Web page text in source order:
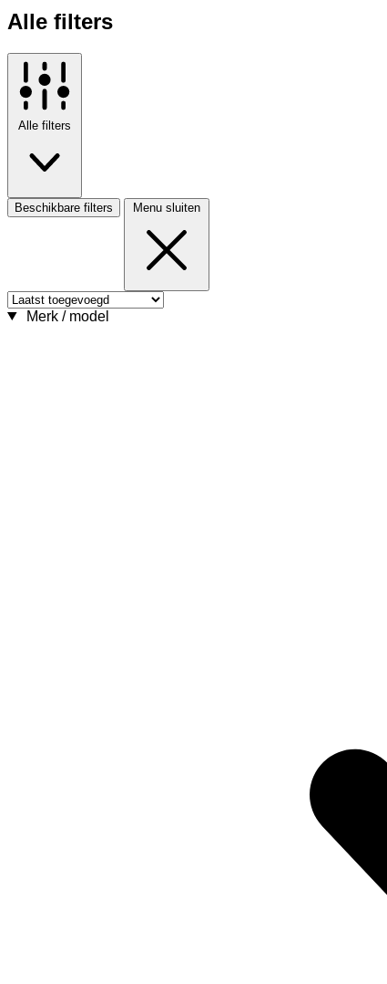
Alle filters
Alle filters
Beschikbare filters Menu sluiten
Merk / model